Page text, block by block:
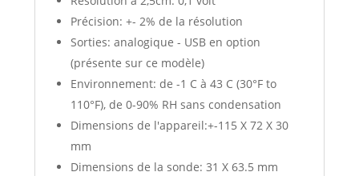
Précision: +- 2% de la résolution
Sorties: analogique - USB en option
(présente sur ce modèle)
Environnement: de -1 C à 43 C (30°F to
110°F), de 0-90% RH sans condensation
Dimensions de l'appareil:+-115 X 72 X 30
mm
Dimensions de la sonde: 31 X 63.5 mm